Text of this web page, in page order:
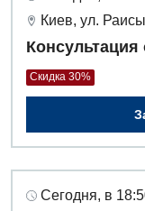
Гематология
Кардиология
Киев, ул.
Скидка 30%
Сегодня, в